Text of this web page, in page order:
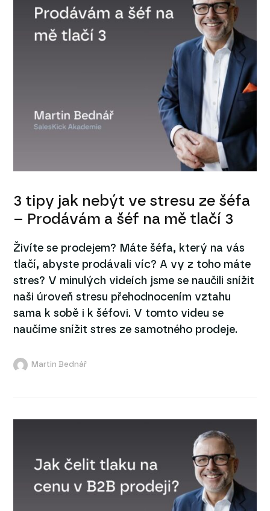
3 tipy jak nebýt ve stresu ze šéfa
– Prodávám a šéf na mě tlačí 3
Živíte se prodejem? Máte šéfa, který na vás
tlačí, abyste prodávali víc? A vy z toho máte
stres? V minulých videích jsme se naučili snížit
naši úroveň stresu přehodnocením vztahu
sama k sobě i k šéfovi. V tomto videu se
naučíme snížit stres ze samotného prodeje.
Martin Bednář